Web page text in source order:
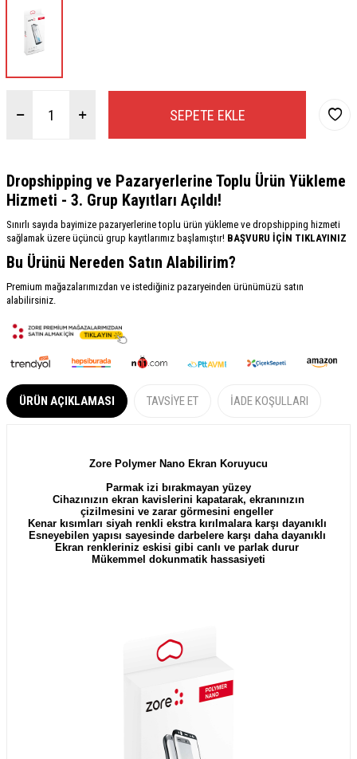
SEPETE EKLE
Dropshipping ve Pazaryerlerine Toplu Ürün Yükleme
Hizmeti - 3. Grup Kayıtları Açıldı!
Sınırlı sayıda bayimize pazaryerlerine toplu ürün yükleme ve dropshipping hizmeti
sağlamak üzere üçüncü grup kayıtlarımız başlamıştır! BAŞVURU İÇİN TIKLAYINIZ
Bu Ürünü Nereden Satın Alabilirim?
Premium mağazalarımızdan ve istediğiniz pazaryeinden ürünümüzü satın
alabilirsiniz.
ÜRÜN AÇIKLAMASI TAVSIYE ET İADE KOŞULLARI
Zore Polymer Nano Ekran Koruyucu
Parmak izi bırakmayan yüzey
Cihazınızın ekran kavislerini kapatarak, ekranınızın
çizilmesini ve zarar görmesini engeller
Kenar kısımları siyah renkli ekstra kırılmalara karşı dayanıklı
Esneyebilen yapısı sayesinde darbelere karşı daha dayanıklı
Ekran renkleriniz eskisi gibi canlı ve parlak durur
Mükemmel dokunmatik hassasiyeti